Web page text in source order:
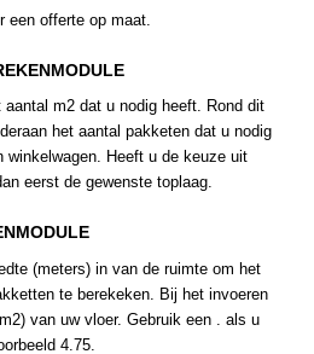
een offerte op maat.
aantal m2 dat u nodig heeft. Rond dit
het aantal pakketen dat u nodig
winkelwagen. Heeft u de keuze uit
eerst de gewenste toplaag.
(meters) in van de ruimte om het
te berekeken. Bij het invoeren
van uw vloer. Gebruik een . als u
4.75.